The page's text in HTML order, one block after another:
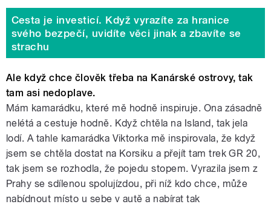
Cesta je investicí. Když vyrazíte za hranice
svého bezpečí, uvidíte věci jinak a zbavíte se
strachu
Ale když chce člověk třeba na Kanárské ostrovy, tak
tam asi nedoplave.
Mám kamarádku, které mě hodně inspiruje. Ona zásadně
nelétá a cestuje hodně. Když chtěla na Island, tak jela
lodí. A tahle kamarádka Viktorka mě inspirovala, že když
jsem se chtěla dostat na Korsiku a přejít tam trek GR 20,
tak jsem se rozhodla, že pojedu stopem. Vyrazila jsem z
Prahy se sdílenou spolujízdou, při níž kdo chce, může
nabídnout místo u sebe v autě a nabírat tak